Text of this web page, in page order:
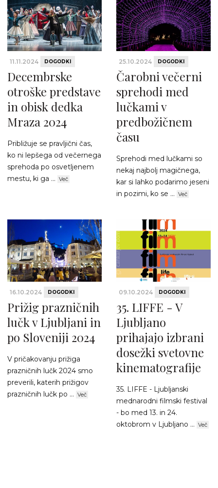
11.11.2024 DOGODKI
Decembrske
otroške predstave
in obisk dedka
Mraza 2024
Približuje se pravljični čas,
ko ni lepšega od večernega
sprehoda po osvetljenem
mestu, ki ga ... Več
25.10.2024 DOGODKI
Čarobni večerni
sprehodi med
lučkami v
predbožičnem
času
Sprehodi med lučkami so
nekaj najbolj magičnega,
kar si lahko podarimo jeseni
in pozimi, ko se ... Več
16.10.2024 DOGODKI
Prižig prazničnih
lučk v Ljubljani in
po Sloveniji 2024
V pričakovanju prižiga
prazničnih lučk 2024 smo
preverili, katerih prižigov
prazničnih lučk po ... Več
09.10.2024 DOGODKI
35. LIFFE - V
Ljubljano
prihajajo izbrani
dosežki svetovne
kinematografije
35. LIFFE - Ljubljanski
mednarodni filmski festival
- bo med 13. in 24.
oktobrom v Ljubljano ... Več